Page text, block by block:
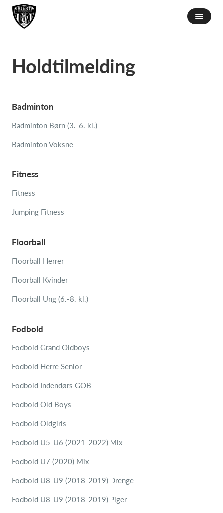
Holdtilmelding
Badminton
Badminton Børn (3.-6. kl.)
Badminton Voksne
Fitness
Fitness
Jumping Fitness
Floorball
Floorball Herrer
Floorball Kvinder
Floorball Ung (6.-8. kl.)
Fodbold
Fodbold Grand Oldboys
Fodbold Herre Senior
Fodbold Indendørs GOB
Fodbold Old Boys
Fodbold Oldgirls
Fodbold U5-U6 (2021-2022) Mix
Fodbold U7 (2020) Mix
Fodbold U8-U9 (2018-2019) Drenge
Fodbold U8-U9 (2018-2019) Piger